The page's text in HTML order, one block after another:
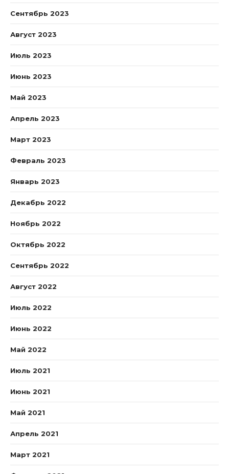
Сентябрь 2023
Август 2023
Июль 2023
Июнь 2023
Май 2023
Апрель 2023
Март 2023
Февраль 2023
Январь 2023
Декабрь 2022
Ноябрь 2022
Октябрь 2022
Сентябрь 2022
Август 2022
Июль 2022
Июнь 2022
Май 2022
Июль 2021
Июнь 2021
Май 2021
Апрель 2021
Март 2021